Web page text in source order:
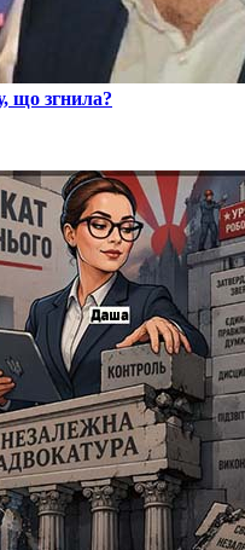
що згнила?